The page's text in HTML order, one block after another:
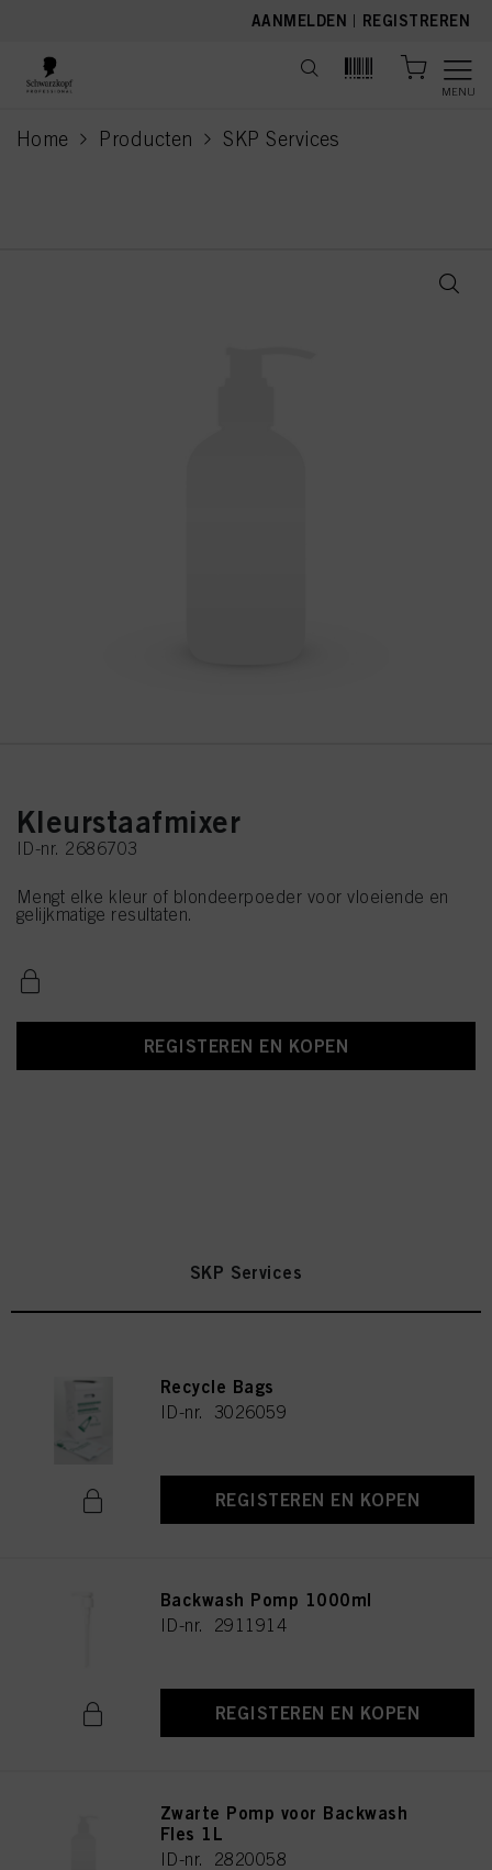
AANMELDEN | REGISTREREN
MENU
Home Producten SKP Services
current page
Kleurstaafmixer
ID-nr. 2686703
Mengt elke kleur of blondeerpoeder voor vloeiende en
gelijkmatige resultaten.
REGISTEREN EN KOPEN
SKP Services
Recycle Bags
ID-nr. 3026059
REGISTEREN EN KOPEN
Backwash Pomp 1000ml
ID-nr. 2911914
REGISTEREN EN KOPEN
Zwarte Pomp voor Backwash
Fles 1L
ID-nr. 2820058